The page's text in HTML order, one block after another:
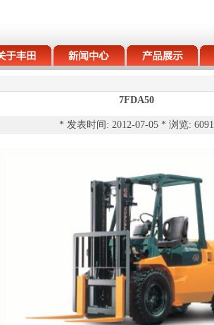
7FDA50
* 发表时间: 2012-07-05 * 浏览: 6091